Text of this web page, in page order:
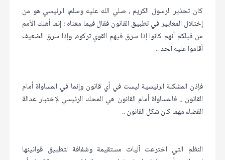
كان تحذير الرسول الكريم ، صلي الله عليه وسلم، الرئيسي هو من
إختلال المعايير في تطبيق القانون فقال فيما معناه : إنما أهلك الأمم
من قبلكم أنهم كانوا إذا سرق فيهم القوي تركوه، وإذا سرق الضعيف
أقاموا عليه الحد ..
فإذن المشكلة الرئيسية ليست في أي قانون وإنما في المساواة أمام
القانون .. فالمساواة أمام القانون هي المحك الرئيسي لإختبار عدالة
القضاء مهما كان شكل القانون ..
النظم التي اخترعت آليات مستقيمة وشفافة لتطبيق قوانينها